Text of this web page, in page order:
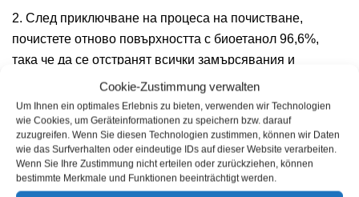
Cookie-Zustimmung verwalten
Um Ihnen ein optimales Erlebnis zu bieten, verwenden wir Technologien
wie Cookies, um Geräteinformationen zu speichern bzw. darauf
zuzugreifen. Wenn Sie diesen Technologien zustimmen, können wir Daten
wie das Surfverhalten oder eindeutige IDs auf dieser Website verarbeiten.
Wenn Sie Ihre Zustimmung nicht erteilen oder zurückziehen, können
bestimmte Merkmale und Funktionen beeinträchtigt werden.
2. След приключване на процеса на почистване,
почистете отново повърхността с биоетанол 96,6%,
така че да се отстранят всички замърсявания и
повърхността да е напълно обезмаслена. Повторете
този процес, докато няма повече остатъци от мръсотия
върху кърпата от микрофибър.
След кратко време на изпаряване на всякакви
остатъци от алкохол по повърхността може да започне